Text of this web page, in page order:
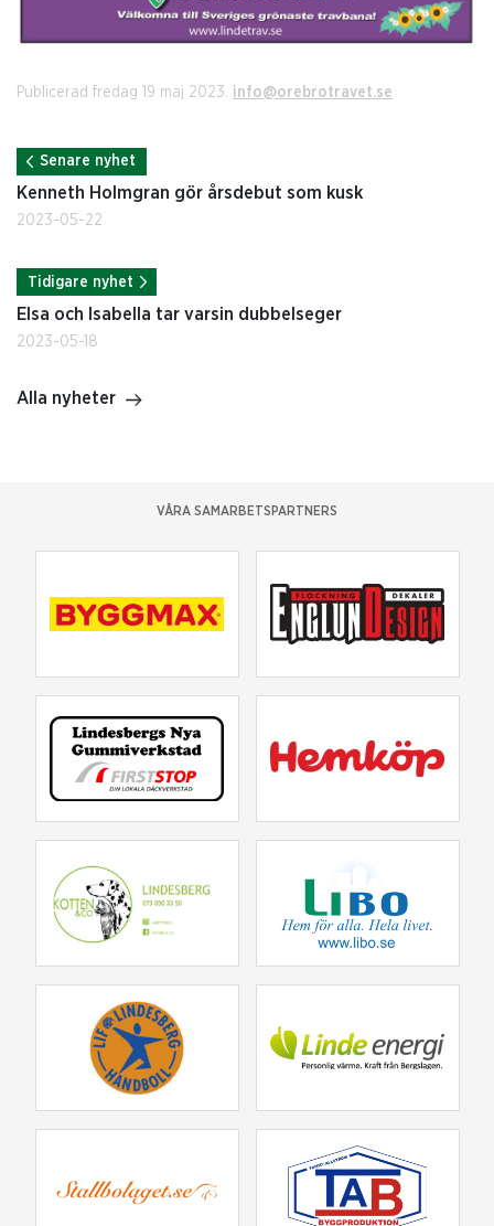
Publicerad fredag 19 maj 2023. info@orebrotravet.se
Senare nyhet
Kenneth Holmgran gör årsdebut som kusk
2023-05-22
Tidigare nyhet
Elsa och Isabella tar varsin dubbelseger
2023-05-18
Alla nyheter
VÅRA SAMARBETSPARTNERS